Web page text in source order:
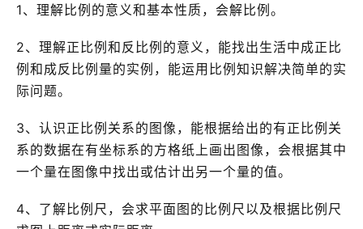
1、理解比例的意义和基本性质，会解比例。
2、理解正比例和反比例的意义，能找出生活中成正比
例和成反比例量的实例，能运用比例知识解决简单的实
际问题。
3、认识正比例关系的图像，能根据给出的有正比例关
系的数据在有坐标系的方格纸上画出图像，会根据其中
一个量在图像中找出或估计出另一个量的值。
4、了解比例尺，会求平面图的比例尺以及根据比例尺